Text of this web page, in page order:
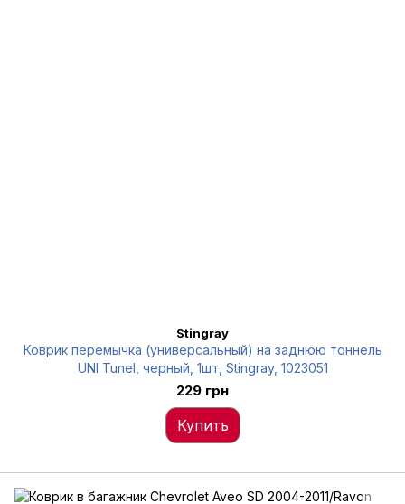
Stingray
Коврик перемычка (универсальный) на заднюю тоннель
UNI Tunel, черный, 1шт, Stingray, 1023051
229 грн
Купить